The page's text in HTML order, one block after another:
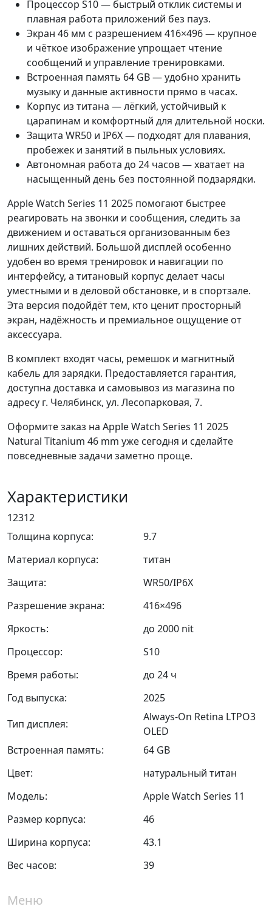
Процессор S10 — быстрый отклик системы и
плавная работа приложений без пауз.
Экран 46 мм с разрешением 416×496 — крупное
и чёткое изображение упрощает чтение
сообщений и управление тренировками.
Встроенная память 64 GB — удобно хранить
музыку и данные активности прямо в часах.
Корпус из титана — лёгкий, устойчивый к
царапинам и комфортный для длительной носки.
Защита WR50 и IP6X — подходят для плавания,
пробежек и занятий в пыльных условиях.
Автономная работа до 24 часов — хватает на
насыщенный день без постоянной подзарядки.
Apple Watch Series 11 2025 помогают быстрее
реагировать на звонки и сообщения, следить за
движением и оставаться организованным без
лишних действий. Большой дисплей особенно
удобен во время тренировок и навигации по
интерфейсу, а титановый корпус делает часы
уместными и в деловой обстановке, и в спортзале.
Эта версия подойдёт тем, кто ценит просторный
экран, надёжность и премиальное ощущение от
аксессуара.
В комплект входят часы, ремешок и магнитный
кабель для зарядки. Предоставляется гарантия,
доступна доставка и самовывоз из магазина по
адресу г. Челябинск, ул. Лесопарковая, 7.
Оформите заказ на Apple Watch Series 11 2025
Natural Titanium 46 mm уже сегодня и сделайте
повседневные задачи заметно проще.
Характеристики
12312
Толщина корпуса:
9.7
Материал корпуса:
титан
Защита:
WR50/IP6X
Разрешение экрана:
416×496
Яркость:
до 2000 nit
Процессор:
S10
Время работы:
до 24 ч
Год выпуска:
2025
Тип дисплея:
Always-On Retina LTPO3
OLED
Встроенная память:
64 GB
Цвет:
натуральный титан
Модель:
Apple Watch Series 11
Размер корпуса:
46
Ширина корпуса:
43.1
Вес часов:
39
Меню